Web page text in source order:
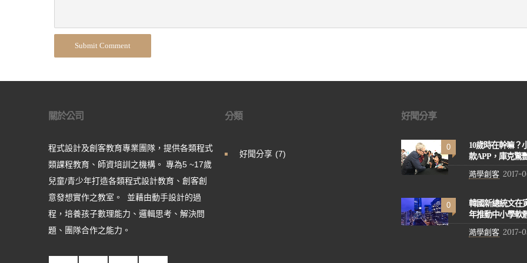
Submit Comment
關於公司
程式設計及創客教育專業團隊，提供各類程式
類課程教育、師資培訓之機構。 專為5 ~17歲
兒童/青少年打造各類程式設計教育、創客創
意發想實作之教室。 並藉由動手設計的過
程，培養孩子數理能力、邏輯思考、解決問
題、團隊合作之能力。
分類
好聞分享 (7)
好聞分享
0
10歲時在幹嘛？
款APP，庫克驚
澔學創客 2017-
0
韓國新總統文在
年推動中小學軟
澔學創客 2017-